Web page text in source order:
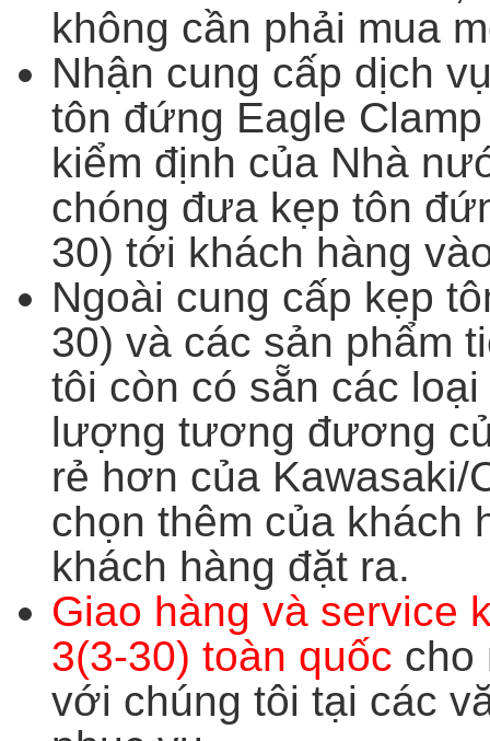
không cần phải mua
Nhận cung cấp dịch
tôn đứng Eagle
kiểm định của Nhà
chóng đưa kẹp tôn
30) tới khách hàng
Ngoài cung cấp kẹp
30) và các sản phẩm
tôi còn có sẵn các
lượng tương đương
rẻ hơn của
chọn thêm của khách
khách hàng đặt ra.
Giao hàng và service
3(3-30) toàn quốc cho
với chúng tôi tại các